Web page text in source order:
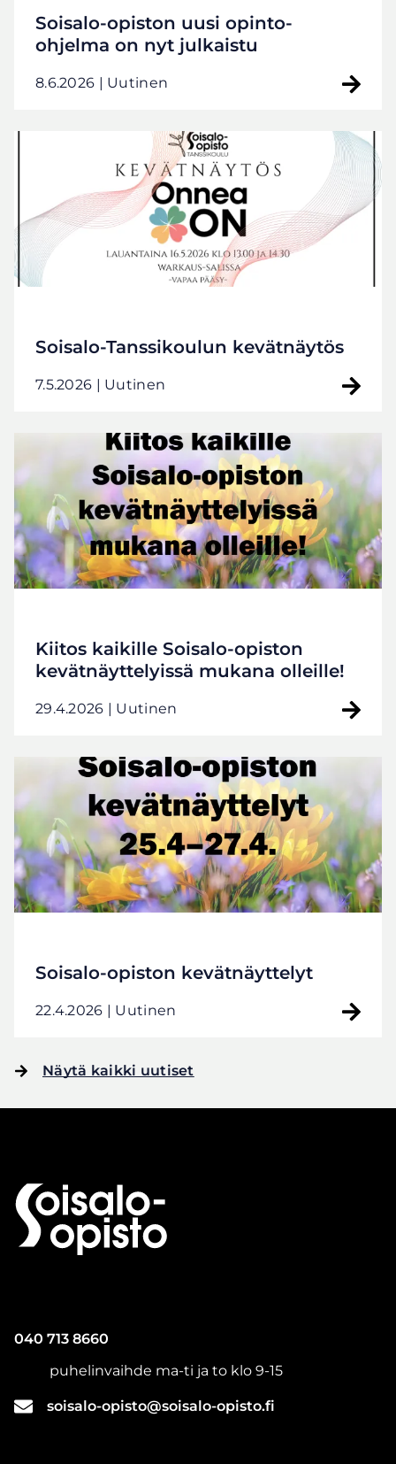
Soisalo-opiston uusi opinto-
ohjelma on nyt julkaistu
8.6.2026 | Uutinen
Soisalo-Tanssikoulun kevätnäytös
7.5.2026 | Uutinen
Kiitos kaikille Soisalo-opiston
kevätnäyttelyissä mukana olleille!
29.4.2026 | Uutinen
Soisalo-opiston kevätnäyttelyt
22.4.2026 | Uutinen
Näytä kaikki uutiset
page
040 713 8660
puhelinvaihde ma-ti ja to klo 9-15
soisalo-opisto@soisalo-opisto.fi